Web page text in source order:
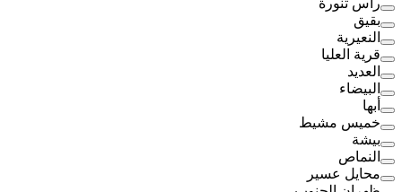
رأس تنورة
بقيق
النعيرية
قرية العليا
العديد
البيضاء
أبها
خميس مشيط
بيشة
النماص
محايل عسير